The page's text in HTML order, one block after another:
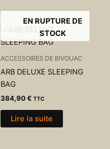
EN RUPTURE DE
STOCK
ACCESSOIRES DE BIVOUAC
ARB DELUXE SLEEPING
BAG
384,90€ TTC
Lire la suite